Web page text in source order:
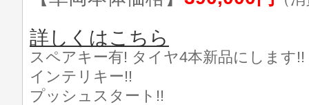
詳しくはこちら
スペアキー有! タイヤ4本新品にします!!
インテリキー!!
プッシュスタート!!